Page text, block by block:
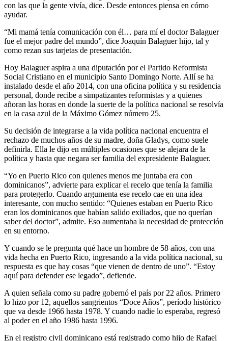
con las que la gente vivía, dice. Desde entonces piensa en cómo
ayudar.
“Mi mamá tenía comunicación con él… para mí el doctor Balaguer
fue el mejor padre del mundo”, dice Joaquín Balaguer hijo, tal y
como rezan sus tarjetas de presentación.
Hoy Balaguer aspira a una diputación por el Partido Reformista
Social Cristiano en el municipio Santo Domingo Norte. Allí se ha
instalado desde el año 2014, con una oficina política y su residencia
personal, donde recibe a simpatizantes reformistas y a quienes
añoran las horas en donde la suerte de la política nacional se resolvía
en la casa azul de la Máximo Gómez número 25.
Su decisión de integrarse a la vida política nacional encuentra el
rechazo de muchos años de su madre, doña Gladys, como suele
definirla. Ella le dijo en múltiples ocasiones que se alejara de la
política y hasta que negara ser familia del expresidente Balaguer.
“Yo en Puerto Rico con quienes menos me juntaba era con
dominicanos”, advierte para explicar el recelo que tenía la familia
para protegerlo. Cuando argumenta ese recelo cae en una idea
interesante, con mucho sentido: “Quienes estaban en Puerto Rico
eran los dominicanos que habían salido exiliados, que no querían
saber del doctor”, admite. Eso aumentaba la necesidad de protección
en su entorno.
Y cuando se le pregunta qué hace un hombre de 58 años, con una
vida hecha en Puerto Rico, ingresando a la vida política nacional, su
respuesta es que hay cosas “que vienen de dentro de uno”. “Estoy
aquí para defender ese legado”, defiende.
A quien señala como su padre gobernó el país por 22 años. Primero
lo hizo por 12, aquellos sangrientos “Doce Años”, período histórico
que va desde 1966 hasta 1978. Y cuando nadie lo esperaba, regresó
al poder en el año 1986 hasta 1996.
En el registro civil dominicano está registrado como hijo de Rafael